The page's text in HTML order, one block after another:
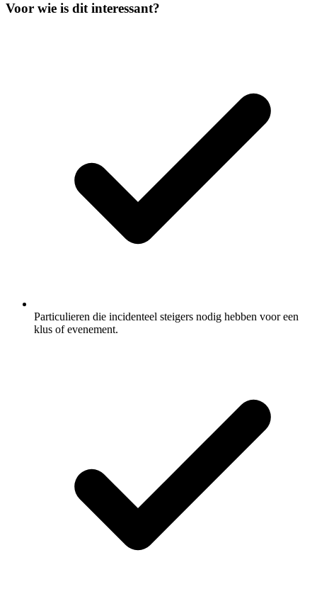
Voor wie is dit interessant?
Particulieren die incidenteel steigers nodig hebben voor een
klus of evenement.